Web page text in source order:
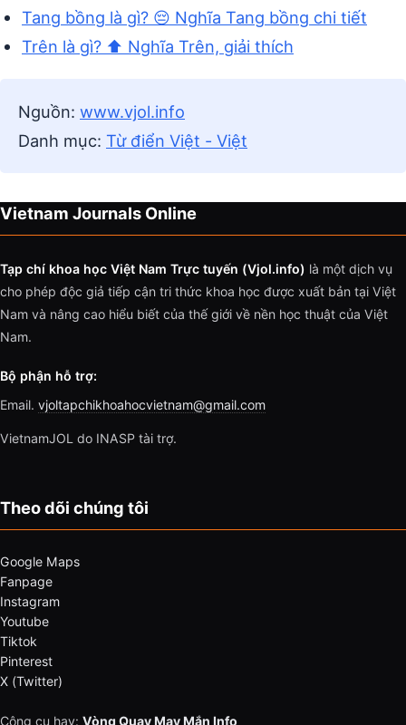
Tang bồng là gì? 😔 Nghĩa Tang bồng chi tiết
Trên là gì? ⬆️ Nghĩa Trên, giải thích
Nguồn: www.vjol.info
Danh mục: Từ điển Việt - Việt
Vietnam Journals Online
Tạp chí khoa học Việt Nam Trực tuyến (Vjol.info) là một dịch vụ
cho phép độc giả tiếp cận tri thức khoa học được xuất bản tại Việt
Nam và nâng cao hiểu biết của thế giới về nền học thuật của Việt
Nam.
Bộ phận hỗ trợ:
Email. vjoltapchikhoahocvietnam@gmail.com
VietnamJOL do INASP tài trợ.
Theo dõi chúng tôi
Google Maps
Fanpage
Instagram
Youtube
Tiktok
Pinterest
X (Twitter)
Công cụ hay: Vòng Quay May Mắn Info